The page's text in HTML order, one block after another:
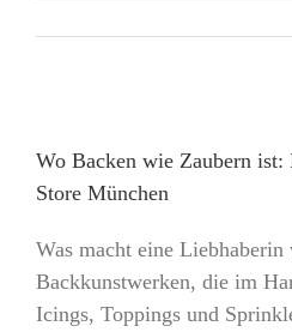
grösseres
Bild
Wo Backen wie Zaubern
Store München
Was macht eine Liebhaberin
Backkunstwerken, die im
Icings, Toppings und